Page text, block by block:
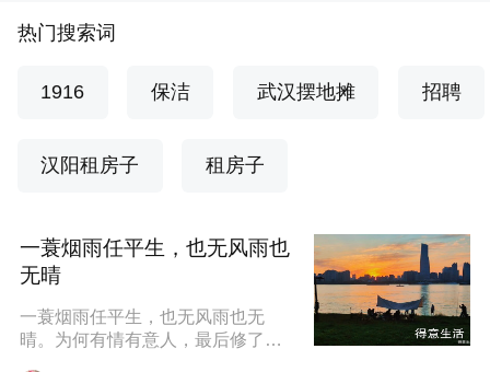
热门搜索词
1916 保洁 武汉摆地摊 招聘
汉阳租房子 租房子
一蓑烟雨任平生，也无风雨也
无晴
一蓑烟雨任平生，也无风雨也无
晴。为何有情有意人，最后修了无